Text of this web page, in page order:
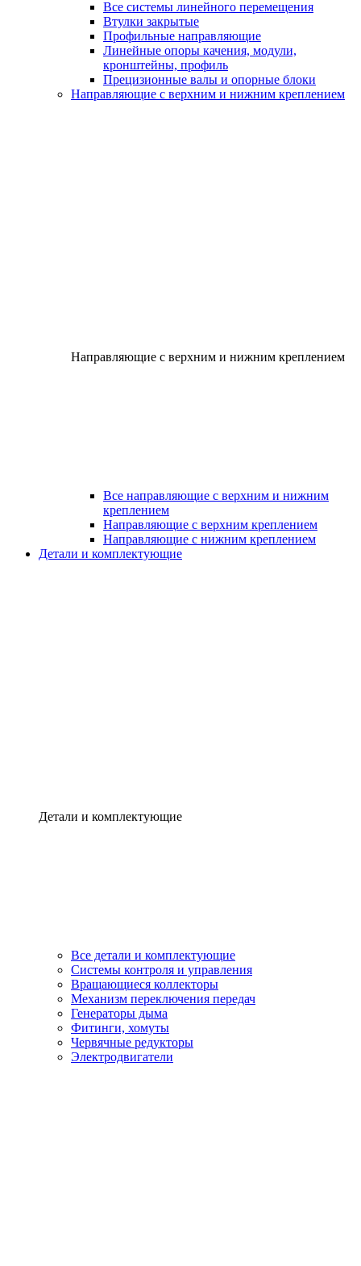
Все системы линейного перемещения
Втулки закрытые
Профильные направляющие
Линейные опоры качения, модули,
кронштейны, профиль
Прецизионные валы и опорные блоки
Направляющие с верхним и нижним креплением
Направляющие с верхним и нижним креплением
Все направляющие с верхним и нижним
креплением
Направляющие с верхним креплением
Направляющие с нижним креплением
Детали и комплектующие
Детали и комплектующие
Все детали и комплектующие
Системы контроля и управления
Вращающиеся коллекторы
Механизм переключения передач
Генераторы дыма
Фитинги, хомуты
Червячные редукторы
Электродвигатели